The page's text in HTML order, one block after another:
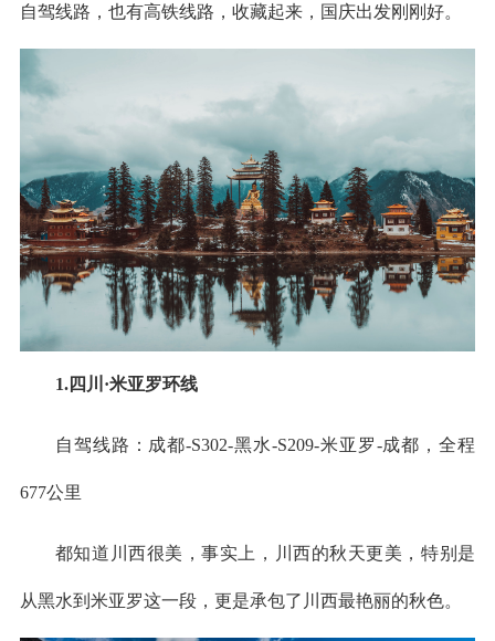
自驾线路，也有高铁线路，收藏起来，国庆出发刚刚好。
1.四川·米亚罗环线
自驾线路：成都-S302-黑水-S209-米亚罗-成都，全程
677公里
都知道川西很美，事实上，川西的秋天更美，特别是
从黑水到米亚罗这一段，更是承包了川西最艳丽的秋色。